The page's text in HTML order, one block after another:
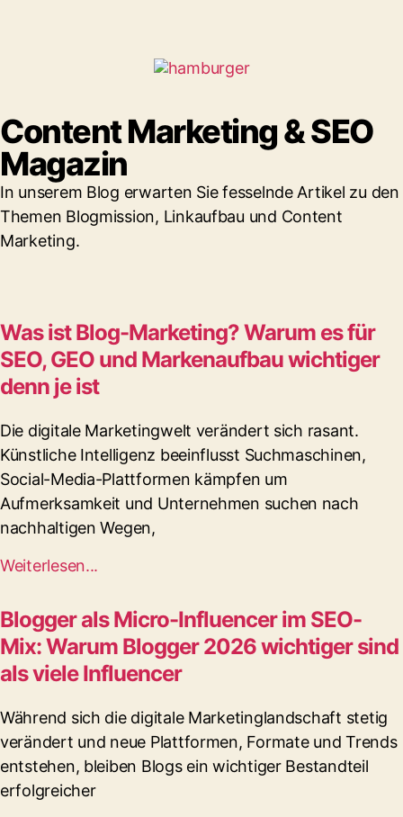
Content Marketing & SEO
Magazin
In unserem Blog erwarten Sie fesselnde Artikel zu den
Themen Blogmission, Linkaufbau und Content
Marketing.
Was ist Blog-Marketing? Warum es für
SEO, GEO und Markenaufbau wichtiger
denn je ist
Die digitale Marketingwelt verändert sich rasant.
Künstliche Intelligenz beeinflusst Suchmaschinen,
Social-Media-Plattformen kämpfen um
Aufmerksamkeit und Unternehmen suchen nach
nachhaltigen Wegen,
Weiterlesen...
Blogger als Micro-Influencer im SEO-
Mix: Warum Blogger 2026 wichtiger sind
als viele Influencer
Während sich die digitale Marketinglandschaft stetig
verändert und neue Plattformen, Formate und Trends
entstehen, bleiben Blogs ein wichtiger Bestandteil
erfolgreicher